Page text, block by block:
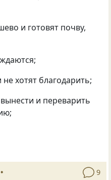
и готовят почву,
хотят благодарить;
и переварить
9